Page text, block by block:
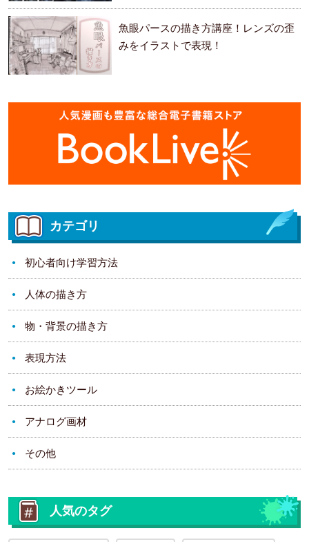
ます。
魚眼パースの描き方講座！レンズの歪
みをイラストで表現！
カテゴリ
初心者向け学習方法
人体の描き方
物・背景の描き方
表現方法
お絵かきツール
アナログ画材
その他
人気のタグ